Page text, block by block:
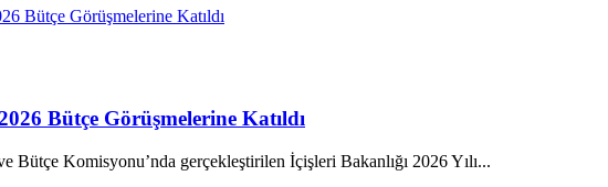
Bütçe Görüşmelerine Katıldı
Komisyonu’nda gerçekleştirilen İçişleri Bakanlığı 2026 Yılı...